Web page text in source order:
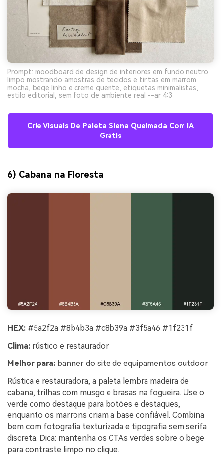
Prompt: moodboard de design de interiores em fundo neutro
limpo mostrando amostras de tecidos e tintas em marrom
mocha, bege linho e creme quente, etiquetas minimalistas,
estilo editorial, sem foto de ambiente real --ar 4:3
Crie Visuais De Paleta Siena Queimada Com IA
Grátis
6) Cabana na Floresta
HEX: #5a2f2a #8b4b3a #c8b39a #3f5a46 #1f231f
Clima: rústico e restaurador
Melhor para: banner do site de equipamentos outdoor
Rústica e restauradora, a paleta lembra madeira de
cabana, trilhas com musgo e brasas na fogueira. Use o
verde como destaque para botões e destaques,
enquanto os marrons criam a base confiável. Combina
bem com fotografia texturizada e tipografia sem serifa
discreta. Dica: mantenha os CTAs verdes sobre o bege
para contraste limpo no clique.